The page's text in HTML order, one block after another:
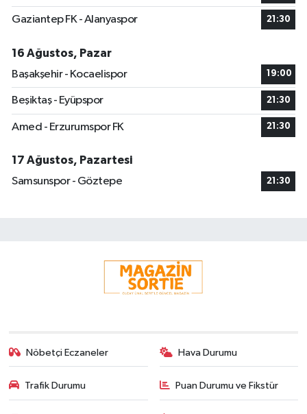
Gaziantep FK - Alanyaspor 21:30
16 Ağustos, Pazar
Başakşehir - Kocaelispor
19:00
Beşiktaş - Eyüpspor 21:30
Amed - Erzurumspor FK 21:30
17 Ağustos, Pazartesi
Samsunspor - Göztepe
21:30
Nöbetçi Eczaneler Hava Durumu
Trafik Durumu Puan Durumu ve Fikstür